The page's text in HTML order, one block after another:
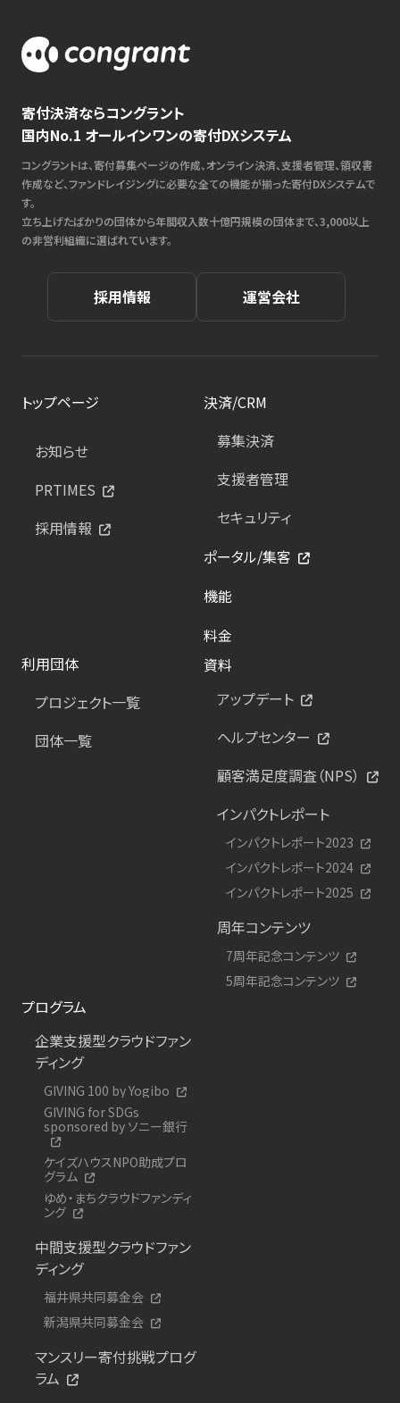
寄付決済ならコングラント
国内No.1 オールインワンの寄付DXシステム
コングラントは、寄付募集ページの作成、オンライン決済、支援者管理、領収書
作成など、ファンドレイジングに必要な全ての機能が揃った寄付DXシステムで
す。
立ち上げたばかりの団体から年間収入数十億円規模の団体まで、3,000以上
の非営利組織に選ばれています。
採用情報 運営会社
トップページ
お知らせ
PRTIMES
採用情報
決済/CRM
募集決済
支援者管理
セキュリティ
ポータル/集客
機能
料金
利用団体
プロジェクト一覧
団体一覧
資料
アップデート
ヘルプセンター
顧客満足度調査（NPS）
インパクトレポート
インパクトレポート2023
インパクトレポート2024
インパクトレポート2025
周年コンテンツ
7周年記念コンテンツ
5周年記念コンテンツ
プログラム
企業支援型クラウドファン
ディング
GIVING 100 by Yogibo
GIVING for SDGs
sponsored by ソニー銀行
ケイズハウスNPO助成プロ
グラム
ゆめ・まちクラウドファンディ
ング
中間支援型クラウドファン
ディング
福井県共同募金会
新潟県共同募金会
マンスリー寄付挑戦プログ
ラム